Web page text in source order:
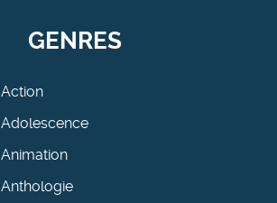
GENRES
Action
Adolescence
Animation
Anthologie